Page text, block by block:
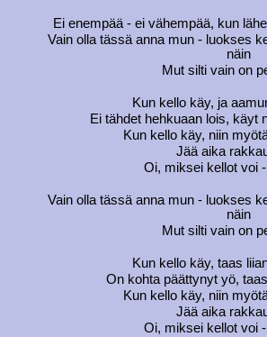
Ei enempää - ei vähempää, kun
Vain olla tässä anna mun - luokses
näin
Mut silti vain on
Kun kello käy, ja
Ei tähdet hehkuaan lois, käyt
Kun kello käy, niin
Jää aika
Oi, miksei kellot voi
Vain olla tässä anna mun - luokses
näin
Mut silti vain on
Kun kello käy, taas
On kohta päättynyt yö,
Kun kello käy, niin
Jää aika
Oi, miksei kellot voi